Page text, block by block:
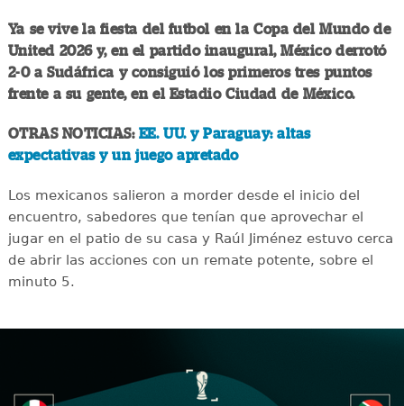
Ya se vive la fiesta del futbol en la Copa del Mundo de
United 2026 y, en el partido inaugural, México derrotó
2-0 a Sudáfrica y consiguió los primeros tres puntos
frente a su gente, en el Estadio Ciudad de México.
OTRAS NOTICIAS: EE. UU. y Paraguay: altas
expectativas y un juego apretado
Los mexicanos salieron a morder desde el inicio del
encuentro, sabedores que tenían que aprovechar el
jugar en el patio de su casa y Raúl Jiménez estuvo cerca
de abrir las acciones con un remate potente, sobre el
minuto 5.